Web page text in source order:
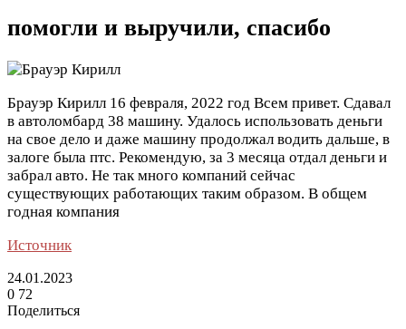
помогли и выручили, спасибо
Брауэр Кирилл 16 февраля, 2022 год Всем привет. Сдавал
в автоломбард 38 машину. Удалось использовать деньги
на свое дело и даже машину продолжал водить дальше, в
залоге была птс. Рекомендую, за 3 месяца отдал деньги и
забрал авто. Не так много компаний сейчас
существующих работающих таким образом. В общем
годная компания
Источник
24.01.2023
0 72
Поделиться